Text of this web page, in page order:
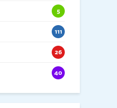
5
111
26
40